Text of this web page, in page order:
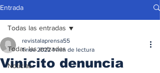
Entrada
Todas las entradas
Noticias
Todas las entradas
Vinicito denuncia
revistalaprensa55
1 nov 2022 1 min de lectura